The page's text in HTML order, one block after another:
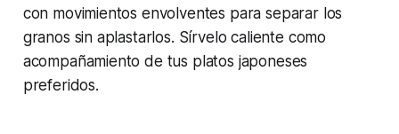
con movimientos envolventes para separar los
granos sin aplastarlos. Sírvelo caliente como
acompañamiento de tus platos japoneses
preferidos.